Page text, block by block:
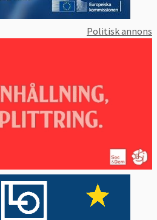
Politisk annons